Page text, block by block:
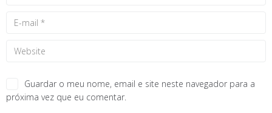
Guardar o meu nome, email e site neste navegador para a
próxima vez que eu comentar.